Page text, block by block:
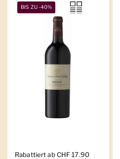
Regulärer Preis
Rabattiert ab CHF 17.90
BIS ZU -40%